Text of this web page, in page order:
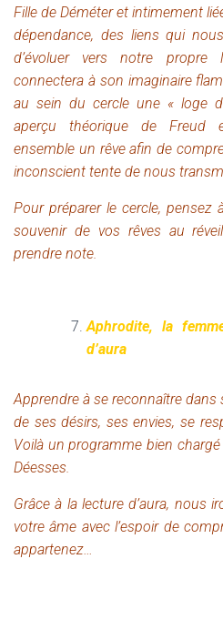
Fille de Déméter et intimement
dépendance, des liens qui
d’évoluer vers notre propre
connectera à son imaginaire
au sein du cercle une « loge
aperçu théorique de Freud
ensemble un rêve afin de
inconscient tente de nous
Pour préparer le cercle, pensez
souvenir de vos rêves au
prendre note.
Aphrodite, la
d’aura
Apprendre à se reconnaître dans
de ses désirs, ses envies, se
Voilà un programme bien
Déesses.
Grâce à la lecture d’aura, nous
votre âme avec l’espoir de
appartenez…